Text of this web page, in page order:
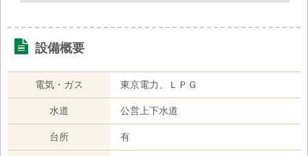
設備概要
電気・ガス 東京電力、ＬＰＧ
水道 公営上下水道
台所 有